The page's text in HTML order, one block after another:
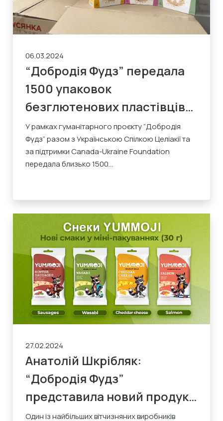
06.03.2024
“Добродія Фудз” передала
1500 упаковок
безглютенових пластівців
WOWOATS для членів
Української Спілки Целіакії
У рамках гуманітарного проєкту “Добродія
Фудз” разом з Українською Спілкою Целіакії та
за підтримки Canada-Ukraine Foundation
передала близько 1500...
27.02.2024
Анатолій Шкрібляк:
“Добродія Фудз”
представила новий продукт
– снеки YUMMOJI
Один із найбільших вітчизняних виробників